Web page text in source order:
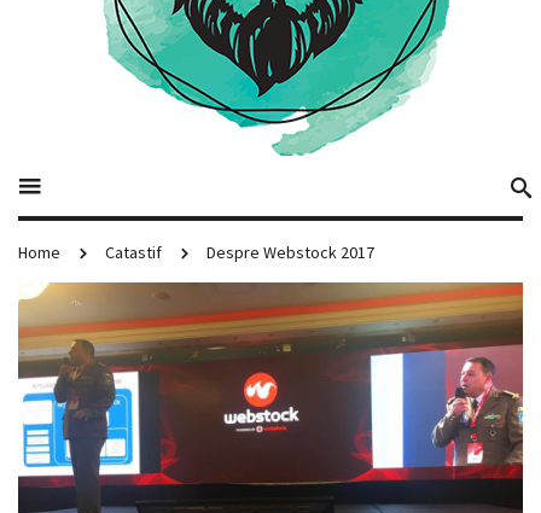
Home Catastif Despre Webstock 2017